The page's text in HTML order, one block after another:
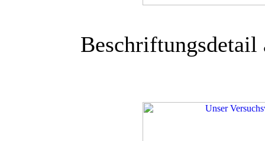
Beschriftungsdetail